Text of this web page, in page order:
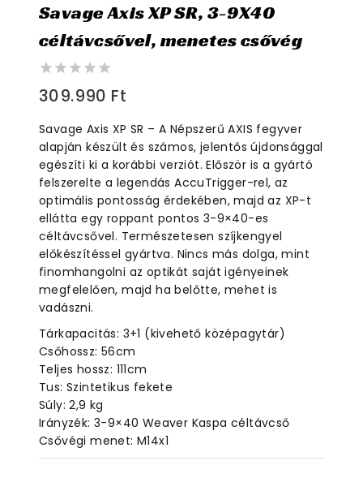
Savage Axis XP SR, 3-9X40
céltávcsővel, menetes csővég
0
out
5
309.990 Ft
Savage Axis XP SR – A Népszerű AXIS fegyver
alapján készült és számos, jelentős újdonsággal
egészíti ki a korábbi verziót. Először is a gyártó
felszerelte a legendás AccuTrigger-rel, az
optimális pontosság érdekében, majd az XP-t
ellátta egy roppant pontos 3-9×40-es
céltávcsővel. Természetesen szíjkengyel
előkészítéssel gyártva. Nincs más dolga, mint
finomhangolni az optikát saját igényeinek
megfelelően, majd ha belőtte, mehet is
vadászni.
Tárkapacitás: 3+1 (kivehető középagytár)
Csőhossz: 56cm
Teljes hossz: 111cm
Tus: Szintetikus fekete
Súly: 2,9 kg
Irányzék: 3-9×40 Weaver Kaspa céltávcső
Csővégi menet: M14x1